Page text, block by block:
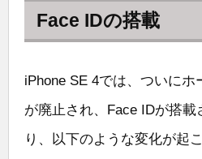
Face IDの搭載
iPhone SE 4では、ついにホ
が廃止され、Face IDが搭載
り、以下のような変化が起